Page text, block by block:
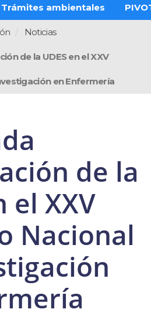
Trámites ambientales
Noticias
de la UDES en el XXV
en Enfermería
de la
el XXV
Nacional